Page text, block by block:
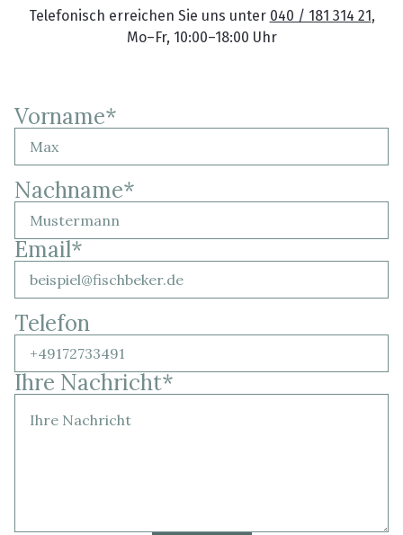
Telefonisch erreichen Sie uns unter 040 / 181 314 21,
Mo–Fr, 10:00–18:00 Uhr
Vorname*
Nachname*
Email*
Telefon
Ihre Nachricht*